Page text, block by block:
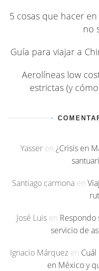
5 cosas que hacer
no
Guía para viajar a
Aerolíneas low
estrictas (y
Yasser en ¿Crisis en
Santiago carmona en
José Luis en Respondo
servicio de
Ignacio Márquez en
en México y